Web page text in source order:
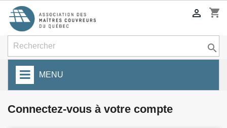
shopping_cart


MENU
Connectez-vous à votre compte